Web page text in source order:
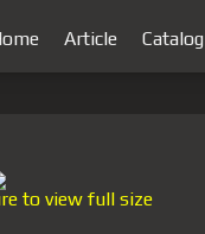
Article Catalog
to view full size